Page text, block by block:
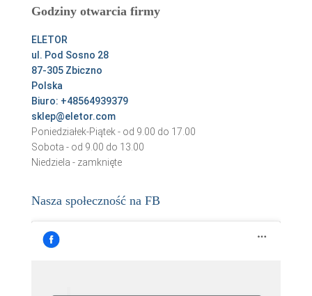
jGodziny otwarcia firmy
ELETOR
ul. Pod Sosno 28
87-305 Zbiczno
Polska
Biuro: +48564939379
sklep@eletor.com
Poniedziałek-Piątek - od 9.00 do 17.00
Sobota - od 9.00 do 13.00
Niedziela - zamknięte
Nasza społeczność na FB